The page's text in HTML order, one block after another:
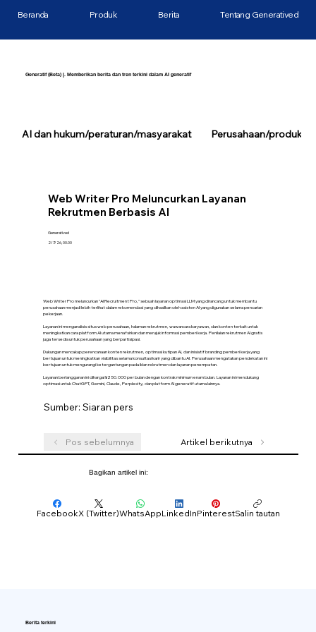
Generatif (Beta) |. Memberikan berita dan tren terkini dalam AI generatif
Web Writer Pro Meluncurkan Layanan
Rekrutmen Berbasis AI
Generatived
2/7/26, 00.00
Web Writer Pro meluncurkan "AI Recruitment Pro," sebuah layanan optimasi LLM yang dirancang untuk membantu
perusahaan menjadi lebih terlihat dalam rekomendasi yang dihasilkan oleh asisten AI yang digunakan selama pencarian
pekerjaan.
Layanan ini menganalisis situs web perusahaan, halaman rekrutmen, wawancara karyawan, dan konten terkait untuk
meningkatkan cara platform AI utama menafsirkan dan merujuk informasi pemberi kerja. Penilaian rekrutmen AI gratis
juga tersedia untuk perusahaan yang berpartisipasi.
Dukungan mencakup perencanaan konten rekrutmen, optimasi kutipan AI, dan inisiatif branding pemberi kerja yang
bertujuan untuk meningkatkan visibilitas selama konsultasi karir yang dibantu AI. Perusahaan mengatakan pendekatan ini
bertujuan untuk mengurangi ketergantungan pada iklan rekrutmen dan layanan penempatan.
Layanan berlangganan ini dihargai ¥250.000 per bulan dengan kontrak minimum enam bulan. Layanan ini mendukung
optimasi untuk ChatGPT, Gemini, Claude, Perplexity, dan platform AI generatif utama lainnya.
Sumber: Siaran pers
Pos sebelumnya Artikel berikutnya
Beranda Produk Berita Tentang Generatived
Bagikan artikel ini:
FacebookX (Twitter)WhatsAppLinkedInPinterestSalin tautan
AI dan hukum/peraturan/masyarakat Perusahaan/produk/
Berita terkini